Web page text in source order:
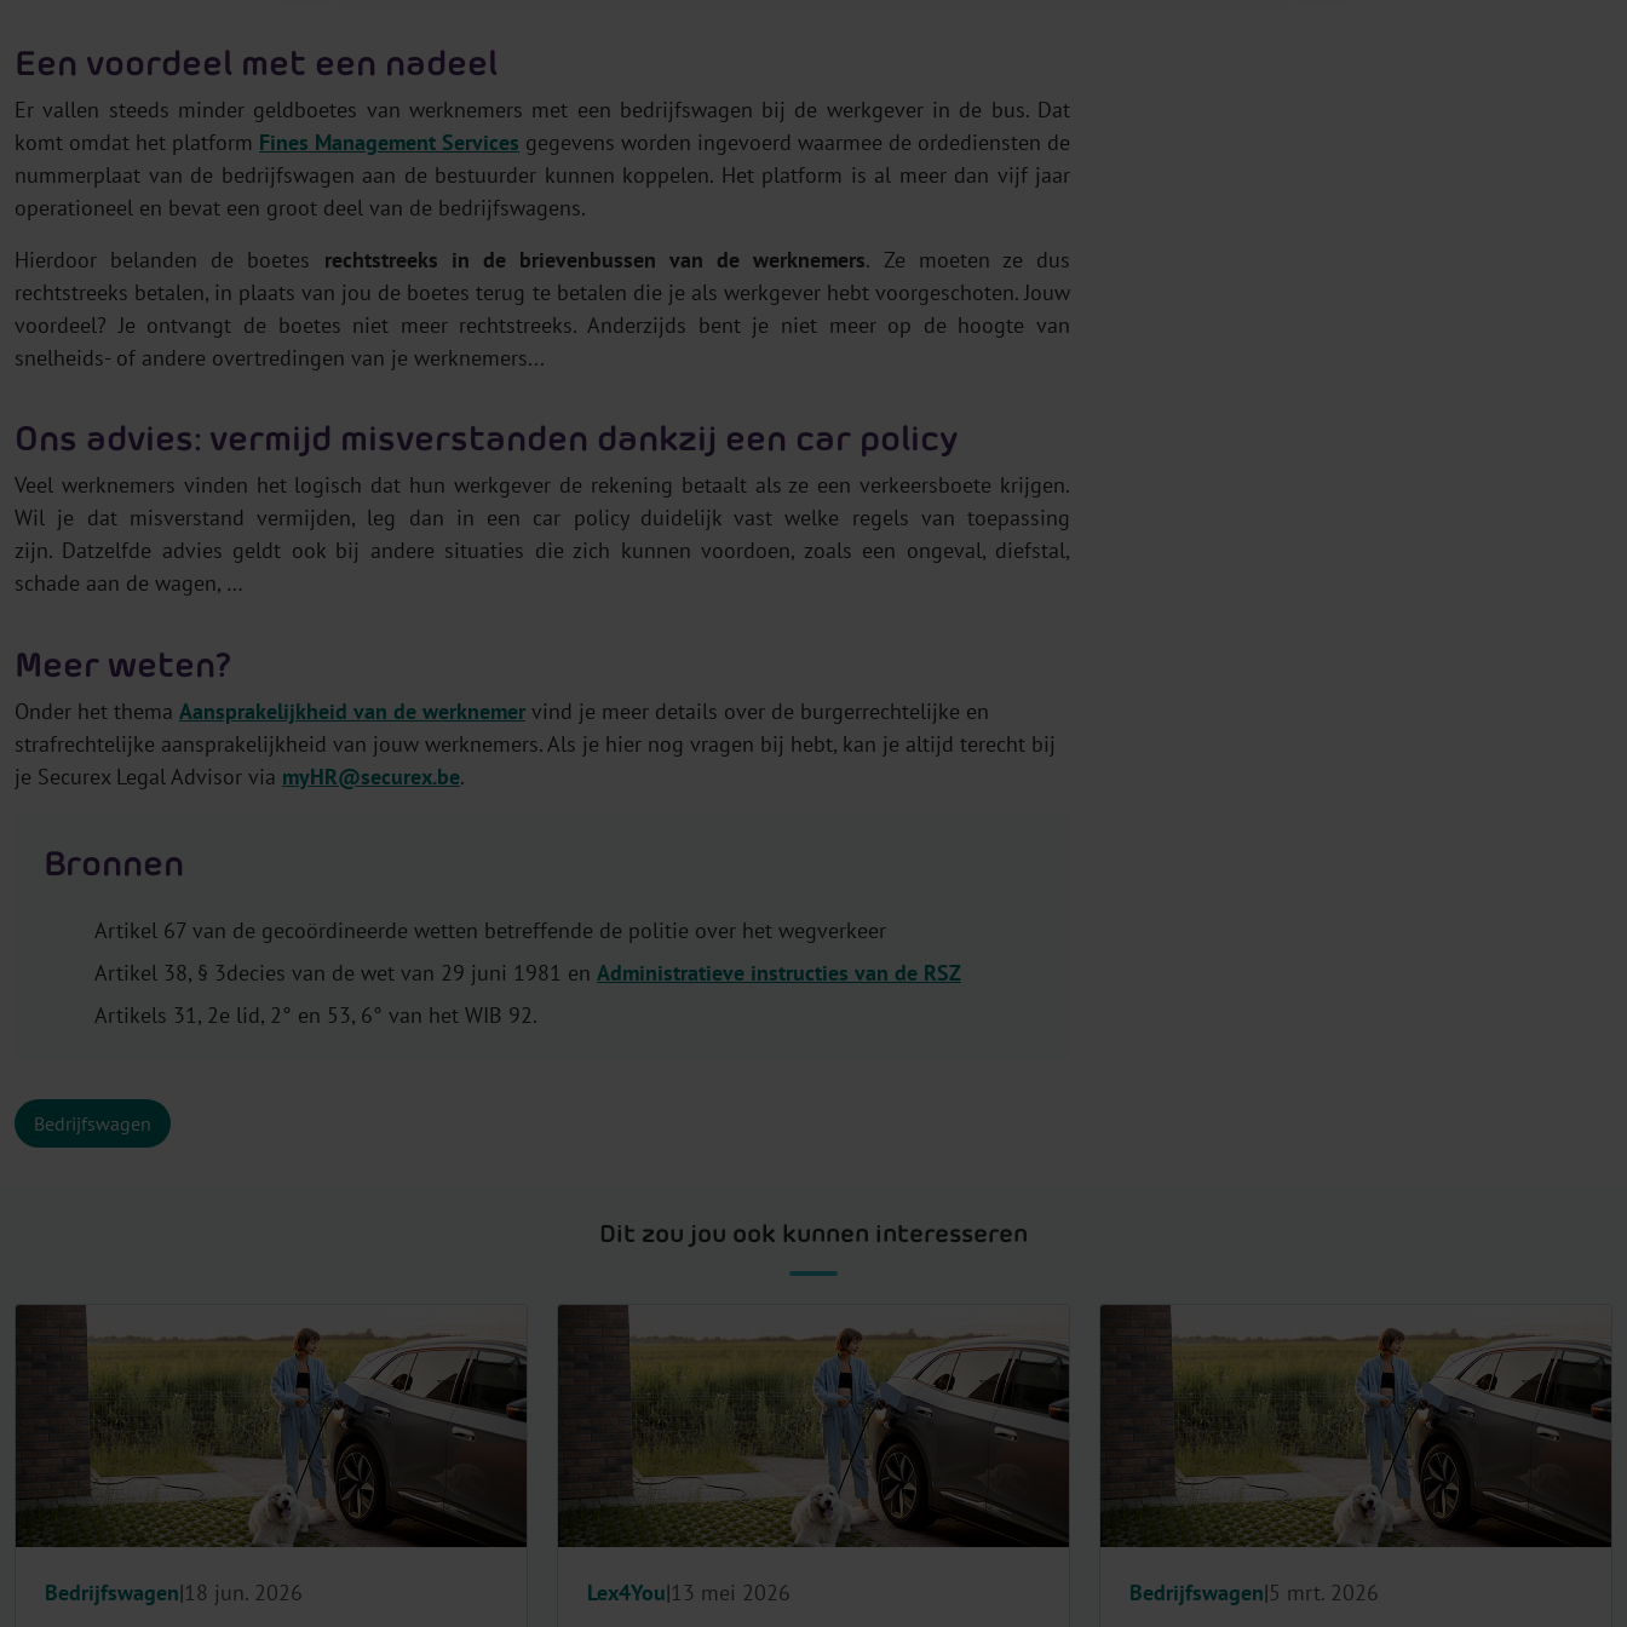
Een voordeel met een nadeel
Er vallen steeds minder geldboetes van werknemers met een bedrijfswagen bij de werkgever in de bus. Dat
komt omdat het platform Fines Management Services gegevens worden ingevoerd waarmee de ordediensten de
nummerplaat van de bedrijfswagen aan de bestuurder kunnen koppelen. Het platform is al meer dan vijf jaar
operationeel en bevat een groot deel van de bedrijfswagens.
Hierdoor belanden de boetes rechtstreeks in de brievenbussen van de werknemers. Ze moeten ze dus
rechtstreeks betalen, in plaats van jou de boetes terug te betalen die je als werkgever hebt voorgeschoten. Jouw
voordeel? Je ontvangt de boetes niet meer rechtstreeks. Anderzijds bent je niet meer op de hoogte van
snelheids- of andere overtredingen van je werknemers...
Ons advies: vermijd misverstanden dankzij een car policy
Veel werknemers vinden het logisch dat hun werkgever de rekening betaalt als ze een verkeersboete krijgen.
Wil je dat misverstand vermijden, leg dan in een car policy duidelijk vast welke regels van toepassing
zijn. Datzelfde advies geldt ook bij andere situaties die zich kunnen voordoen, zoals een ongeval, diefstal,
schade aan de wagen, …
Meer weten?
Onder het thema Aansprakelijkheid van de werknemer vind je meer details over de burgerrechtelijke en
strafrechtelijke aansprakelijkheid van jouw werknemers. Als je hier nog vragen bij hebt, kan je altijd terecht bij
je Securex Legal Advisor via myHR@securex.be.
Bronnen
Artikel 67 van de gecoördineerde wetten betreffende de politie over het wegverkeer
Artikel 38, § 3decies van de wet van 29 juni 1981 en Administratieve instructies van de RSZ
Artikels 31, 2e lid, 2° en 53, 6° van het WIB 92.
Bedrijfswagen
Dit zou jou ook kunnen interesseren
Bedrijfswagen 18 jun. 2026 Lex4You 13 mei 2026 Bedrijfswagen 5 mrt. 2026